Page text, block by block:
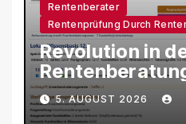
Rentenberater
Rentenprüfung Durch
Revolution in
eine eigene KI-
entwickle
5. AUGUST 2026